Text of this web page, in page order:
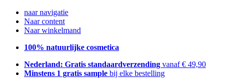
naar navigatie
Naar content
Naar winkelmand
100% natuurlijke cosmetica
Nederland: Gratis standaardverzending vanaf € 49,90
Minstens 1 gratis sample bij elke bestelling